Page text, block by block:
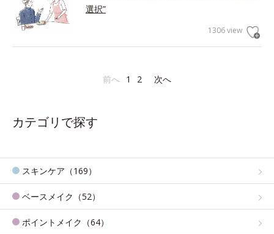
選択”
1306 view
前へ 1 2 次へ
カテゴリで探す
スキンケア（169）
ベースメイク（52）
ポイントメイク（64）